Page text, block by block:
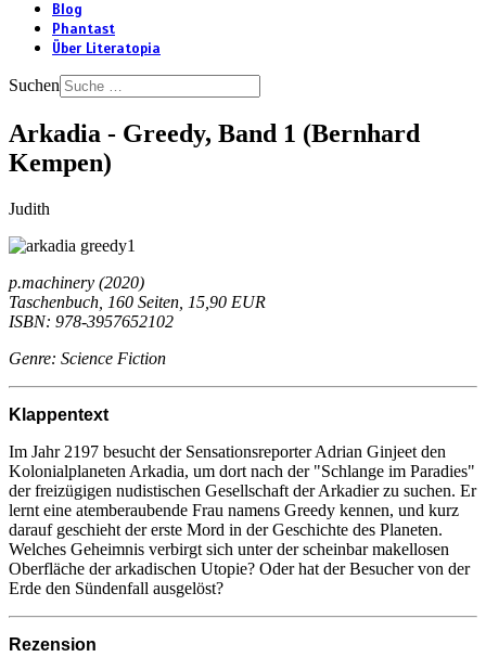
Blog
Phantast
Über Literatopia
Suchen
Arkadia - Greedy, Band 1 (Bernhard
Kempen)
Judith
p.machinery (2020)
Taschenbuch, 160 Seiten, 15,90 EUR
ISBN: 978-3957652102
Genre: Science Fiction
Klappentext
Im Jahr 2197 besucht der Sensationsreporter Adrian Ginjeet den
Kolonialplaneten Arkadia, um dort nach der "Schlange im Paradies"
der freizügigen nudistischen Gesellschaft der Arkadier zu suchen. Er
lernt eine atemberaubende Frau namens Greedy kennen, und kurz
darauf geschieht der erste Mord in der Geschichte des Planeten.
Welches Geheimnis verbirgt sich unter der scheinbar makellosen
Oberfläche der arkadischen Utopie? Oder hat der Besucher von der
Erde den Sündenfall ausgelöst?
Rezension